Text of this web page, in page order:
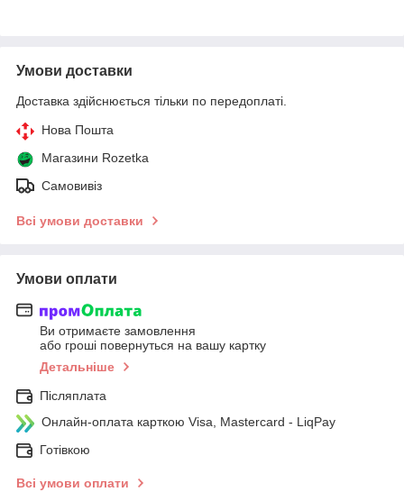
Умови доставки
Доставка здійснюється тільки по передоплаті.
Нова Пошта
Магазини Rozetka
Самовивіз
Всі умови доставки
Умови оплати
Ви отримаєте замовлення
або гроші повернуться на вашу картку
Детальніше
Післяплата
Онлайн-оплата карткою Visa, Mastercard - LiqPay
Готівкою
Всі умови оплати